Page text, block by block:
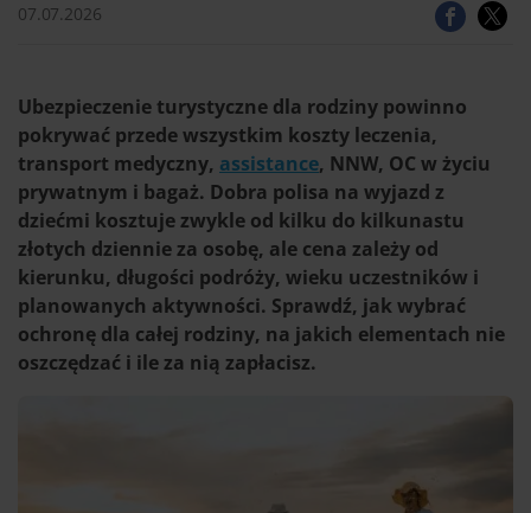
07.07.2026
Ubezpieczenie turystyczne dla rodziny powinno
pokrywać przede wszystkim koszty leczenia,
transport medyczny, assistance, NNW, OC w życiu
prywatnym i bagaż. Dobra polisa na wyjazd z
dziećmi kosztuje zwykle od kilku do kilkunastu
złotych dziennie za osobę, ale cena zależy od
kierunku, długości podróży, wieku uczestników i
planowanych aktywności. Sprawdź, jak wybrać
ochronę dla całej rodziny, na jakich elementach nie
oszczędzać i ile za nią zapłacisz.